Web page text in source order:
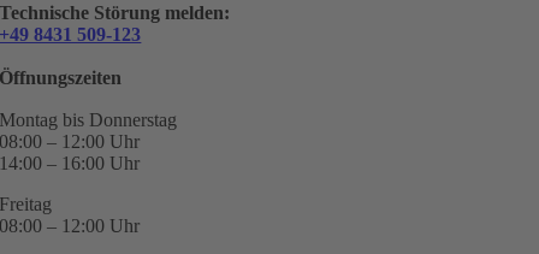
Technische Störung melden:
+49 8431 509-123
Öffnungszeiten
Montag bis Donnerstag
08:00 – 12:00 Uhr
14:00 – 16:00 Uhr
Freitag
08:00 – 12:00 Uhr